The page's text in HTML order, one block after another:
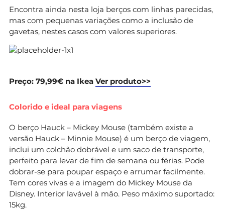
Encontra ainda nesta loja berços com linhas parecidas,
mas com pequenas variações como a inclusão de
gavetas, nestes casos com valores superiores.
Preço: 79,99€ na Ikea Ver produto>>
Colorido e ideal para viagens
O berço Hauck – Mickey Mouse (também existe a
versão Hauck – Minnie Mouse) é um berço de viagem,
inclui um colchão dobrável e um saco de transporte,
perfeito para levar de fim de semana ou férias. Pode
dobrar-se para poupar espaço e arrumar facilmente.
Tem cores vivas e a imagem do Mickey Mouse da
Disney. Interior lavável à mão. Peso máximo suportado:
15kg.